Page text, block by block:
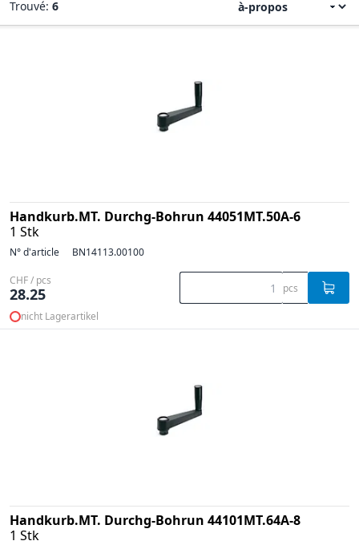
Trouvé: 6
Handkurb.MT. Durchg-Bohrun 44051MT.50A-6
1 Stk
N° d'article BN14113.00100
CHF / pcs
28.25 pcs
nicht Lagerartikel
Handkurb.MT. Durchg-Bohrun 44101MT.64A-8
1 Stk